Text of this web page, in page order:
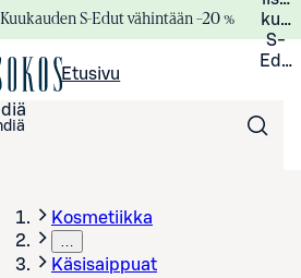
Kuukauden S-Edut vähintään –20 %
S-
Etusivu
Kosmetiikka
…
Käsisaippuat